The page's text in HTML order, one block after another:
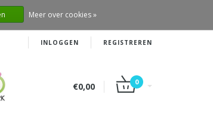
INLOGGEN REGISTREREN
€0,00 0
Meer over cookies »